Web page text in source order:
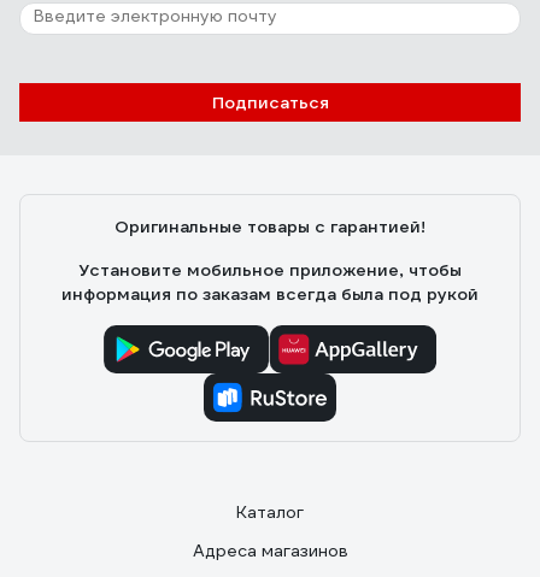
Подписаться
Оригинальные товары с гарантией!
Установите мобильное приложение, чтобы
информация по заказам всегда была под рукой
Каталог
Адреса магазинов